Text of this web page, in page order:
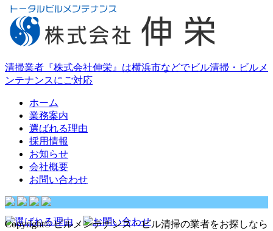
清掃業者『株式会社伸栄』は横浜市などでビル清掃・ビルメ
ンテナンスにご対応
ホーム
業務案内
選ばれる理由
採用情報
お知らせ
会社概要
お問い合わせ
Copyright© ビルメンテナンス・ビル清掃の業者をお探しなら